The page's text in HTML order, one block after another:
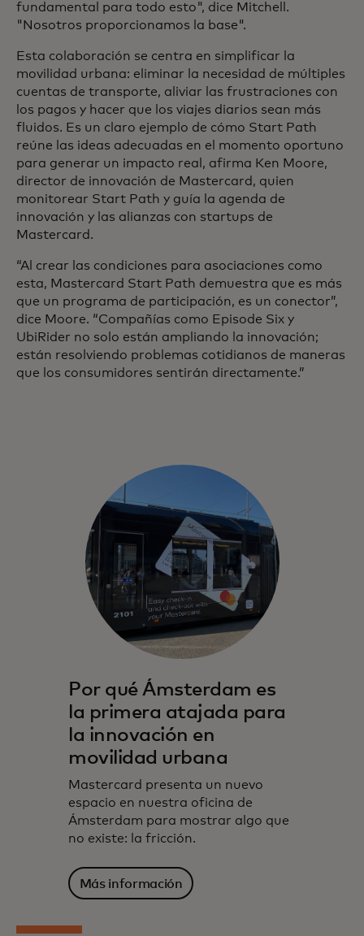
fundamental para todo esto", dice Mitchell.
"Nosotros proporcionamos la base".
Esta colaboración se centra en simplificar la
movilidad urbana: eliminar la necesidad de múltiples
cuentas de transporte, aliviar las frustraciones con
los pagos y hacer que los viajes diarios sean más
fluidos. Es un claro ejemplo de cómo Start Path
reúne las ideas adecuadas en el momento oportuno
para generar un impacto real, afirma Ken Moore,
director de innovación de Mastercard, quien
monitorear Start Path y guía la agenda de
innovación y las alianzas con startups de
Mastercard.
“Al crear las condiciones para asociaciones como
esta, Mastercard Start Path demuestra que es más
que un programa de participación, es un conector”,
dice Moore. “Compañías como Episode Six y
UbiRider no solo están ampliando la innovación;
están resolviendo problemas cotidianos de maneras
que los consumidores sentirán directamente.”
Por qué Ámsterdam es
la primera atajada para
la innovación en
movilidad urbana
Mastercard presenta un nuevo
espacio en nuestra oficina de
Ámsterdam para mostrar algo que
no existe: la fricción.
Más información